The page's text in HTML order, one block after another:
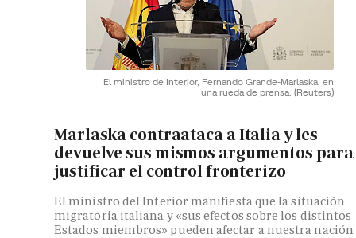
El ministro de Interior, Fernando Grande-Marlaska, en
una rueda de prensa. (Reuters)
Marlaska contraataca a Italia y les
devuelve sus mismos argumentos para
justificar el control fronterizo
El ministro del Interior manifiesta que la situación
migratoria italiana y «sus efectos sobre los distintos
Estados miembros» pueden afectar a nuestra nación